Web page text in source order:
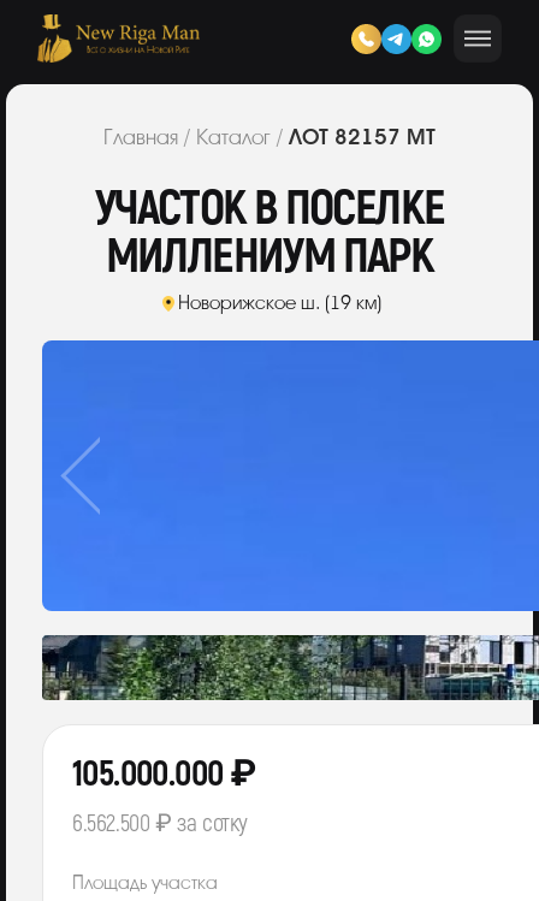
Главная / Каталог / ЛОТ 82157 МТ
УЧАСТОК В ПОСЕЛКЕ
МИЛЛЕНИУМ ПАРК
Новорижское ш. (19 км)
105.000.000 ₽
6.562.500 ₽ за сотку
Площадь участка